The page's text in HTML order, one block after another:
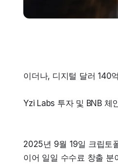
이더나, 디지털 달러 140
Yzi Labs 투자 및 BNB 체
2025년 9월 19일 크립토
이어 일일 수수료 창출 분